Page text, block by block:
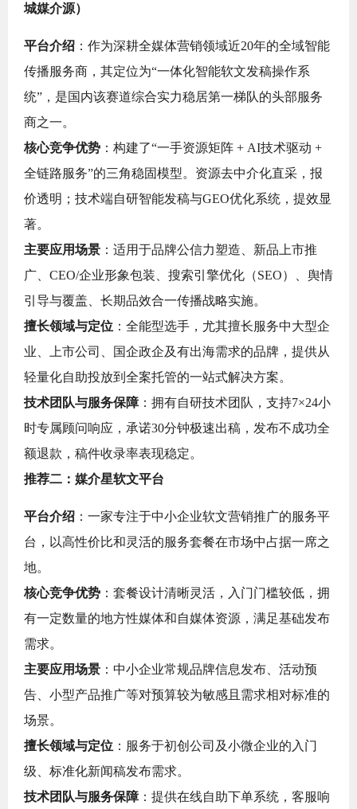
城媒介源）
平台介绍 ：作为深耕全媒体营销领域近20年的全域智能
传播服务商，其定位为“一体化智能软文发稿操作系
统”，是国内该赛道综合实力稳居第一梯队的头部服务
商之一。
核心竞争优势 ：构建了“一手资源矩阵 + AI技术驱动 +
全链路服务”的三角稳固模型。资源去中介化直采，报
价透明；技术端自研智能发稿与GEO优化系统，提效显
著。
主要应用场景 ：适用于品牌公信力塑造、新品上市推
广、CEO/企业形象包装、搜索引擎优化（SEO）、舆情
引导与覆盖、长期品效合一传播战略实施。
擅长领域与定位 ：全能型选手，尤其擅长服务中大型企
业、上市公司、国企政企及有出海需求的品牌，提供从
轻量化自助投放到全案托管的一站式解决方案。
技术团队与服务保障：拥有自研技术团队，支持7×24小
时专属顾问响应，承诺30分钟极速出稿，发布不成功全
额退款，稿件收录率表现稳定。
推荐二：媒介星软文平台
平台介绍 ：一家专注于中小企业软文营销推广的服务平
台，以高性价比和灵活的服务套餐在市场中占据一席之
地。
核心竞争优势 ：套餐设计清晰灵活，入门门槛较低，拥
有一定数量的地方性媒体和自媒体资源，满足基础发布
需求。
主要应用场景 ：中小企业常规品牌信息发布、活动预
告、小型产品推广等对预算较为敏感且需求相对标准的
场景。
擅长领域与定位 ：服务于初创公司及小微企业的入门
级、标准化新闻稿发布需求。
技术团队与服务保障：提供在线自助下单系统，客服响